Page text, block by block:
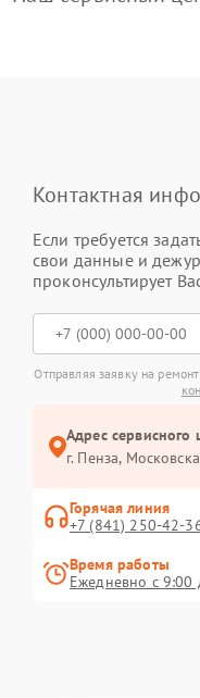
Контактная
Если требуется
свои данные и
проконсультирует
Отправляя заявку на
Адрес сервисного
г. Пенза,
Горячая линия
+7 (841) 250-42-
Время работы
Ежедневно с 9:00